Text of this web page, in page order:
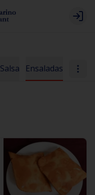
Login
Salsa Ensaladas